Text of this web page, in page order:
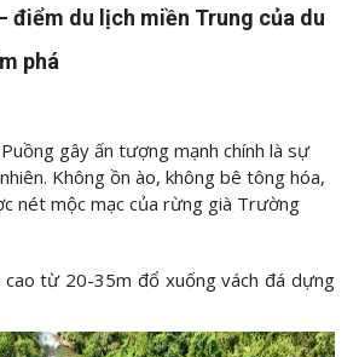
điểm du lịch miền Trung của du
phá
gây ấn tượng mạnh chính là sự
Không ồn ào, không bê tông hóa,
nét mộc mạc của rừng già Trường
cao từ 20-35m đổ xuống vách đá dựng